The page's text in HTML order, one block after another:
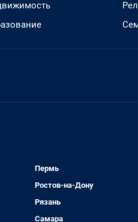
Пермь
Ростов-на-Дону
Рязань
Самара